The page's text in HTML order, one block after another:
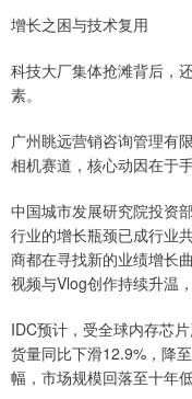
增长之困与技术复用
科技大厂集体抢滩背后，
素。
广州眺远营销咨询管理有
相机赛道，核心动因在于
中国城市发展研究院投资
行业的增长瓶颈已成行业
商都在寻找新的业绩增长
视频与Vlog创作持续升温
IDC预计，受全球内存芯
货量同比下滑12.9%，降
幅，市场规模回落至十年低